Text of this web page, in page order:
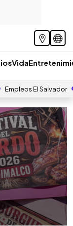
Vida
Empleos El Salvador